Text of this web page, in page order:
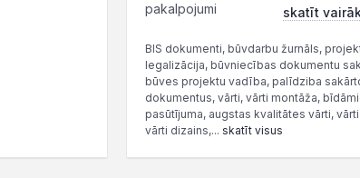
pakalpojumi
skatīt
BIS dokumenti, būvdarbu žurnāls,
legalizācija, būvniecības dokumentu
būves projektu vadība, palīdziba
dokumentus, vārti, vārti montāža,
pasūtījuma, augstas kvalitātes vārti,
vārti dizains,... skatīt visus